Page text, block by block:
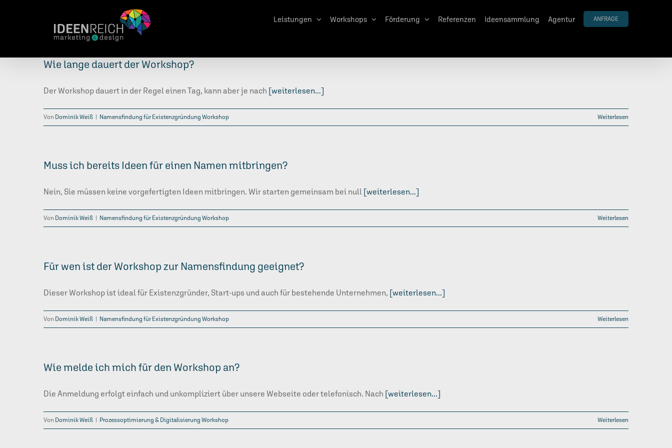
Leistungen Workshops Förderung Referenzen Ideensammlung Agentur ANFRAGE
Wie lange dauert der Workshop?
Der Workshop dauert in der Regel einen Tag, kann aber je nach [weiterlesen...]
Von Dominik Weiß Namensfindung für Existenzgründung Workshop Weiterlesen
Muss ich bereits Ideen für einen Namen mitbringen?
Nein, Sie müssen keine vorgefertigten Ideen mitbringen. Wir starten gemeinsam bei null [weiterlesen...]
Von Dominik Weiß Namensfindung für Existenzgründung Workshop Weiterlesen
Für wen ist der Workshop zur Namensfindung geeignet?
Dieser Workshop ist ideal für Existenzgründer, Start-ups und auch für bestehende Unternehmen, [weiterlesen...]
Von Dominik Weiß Namensfindung für Existenzgründung Workshop Weiterlesen
Wie melde ich mich für den Workshop an?
Die Anmeldung erfolgt einfach und unkompliziert über unsere Webseite oder telefonisch. Nach [weiterlesen...]
Von Dominik Weiß Prozessoptimierung & Digitalisierung Workshop Weiterlesen